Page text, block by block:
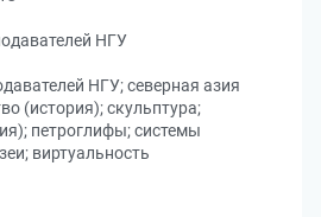
НГУ
НГУ; северная азия
(история); скульптура;
петроглифы; системы
виртуальность